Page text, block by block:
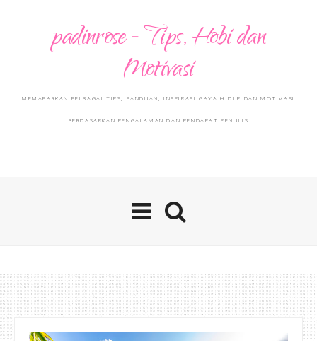
padinrose - Tips, Hobi dan
Motivasi
MEMAPARKAN PELBAGAI TIPS, PANDUAN, INSPIRASI GAYA HIDUP DAN MOTIVASI
BERDASARKAN PENGALAMAN DAN PENDAPAT PENULIS